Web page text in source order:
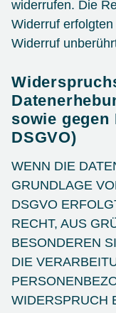
widerrufen. Die
Widerruf
Widerruf
sowie
DSGVO)
WENN DIE
GRUNDLAGE
DSGVO
RECHT, AUS
BESONDEREN
DIE
WIDERSPRUCH